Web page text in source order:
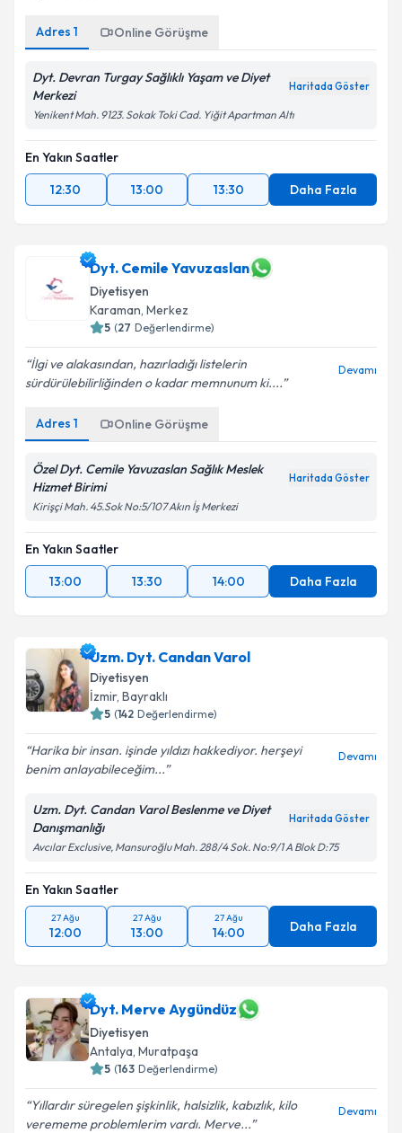
Adres 1 Online Görüşme
Dyt. Devran Turgay Sağlıklı Yaşam ve Diyet
Merkezi
Haritada Göster
Yenikent Mah. 9123. Sokak Toki Cad. Yiğit Apartman Altı
En Yakın Saatler
12:30
13:00 13:30 Daha Fazla
Dyt. Cemile Yavuzaslan
Diyetisyen
Karaman, Merkez
5 (27 Değerlendirme)
İlgi ve alakasından, hazırladığı listelerin
sürdürülebilirliğinden o kadar memnunum ki....
Devamı
Adres 1 Online Görüşme
Özel Dyt. Cemile Yavuzaslan Sağlık Meslek
Hizmet Birimi
Haritada Göster
Kirişçi Mah. 45.Sok No:5/107 Akın İş Merkezi
En Yakın Saatler
13:00
13:30 14:00 Daha Fazla
Uzm. Dyt. Candan Varol
Diyetisyen
İzmir, Bayraklı
5 (142 Değerlendirme)
Harika bir insan. işinde yıldızı hakkediyor. herşeyi
benim anlayabileceğim...
Devamı
Uzm. Dyt. Candan Varol Beslenme ve Diyet
Danışmanlığı
Haritada Göster
Avcılar Exclusive, Mansuroğlu Mah. 288/4 Sok. No:9/1 A Blok D:75
En Yakın Saatler
27 Ağu
12:00
27 Ağu
13:00
27 Ağu
14:00 Daha Fazla
Dyt. Merve Aygündüz
Diyetisyen
Antalya, Muratpaşa
5 (163 Değerlendirme)
Yıllardır süregelen şişkinlik, halsizlik, kabızlık, kilo
verememe problemlerim vardı. Merve...
Devamı